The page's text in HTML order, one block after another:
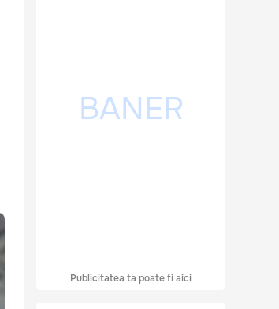
Publicitatea ta poate fi aici